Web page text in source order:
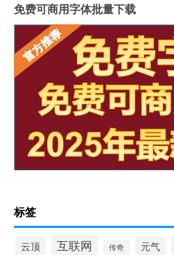
免费可商用字体批量下载
标签
云顶 互联网 传奇 元气